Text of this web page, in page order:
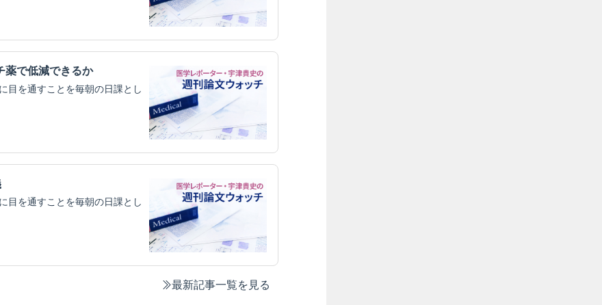
薬で低減できるか
目を通すことを毎朝の日課とし
目を通すことを毎朝の日課とし
最新記事一覧を見る